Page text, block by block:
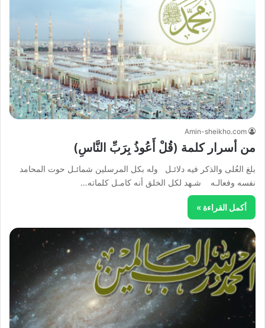
Amin-sheikho.com
من أسرار كلمة (قُلْ أَعُوذُ بِرَبِّ النَّاسِ)
بلغ العُلى والذكر فيه دلائـل وله بكل المرسلين شمائـل حوت المحامد
نفسه وفعالـه شـهد لكل الخلق أنه كامـل كلماته…
أكمل القراءة »